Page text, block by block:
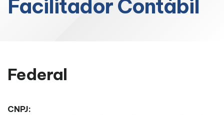
Facilitador Contábil
Federal
CNPJ: